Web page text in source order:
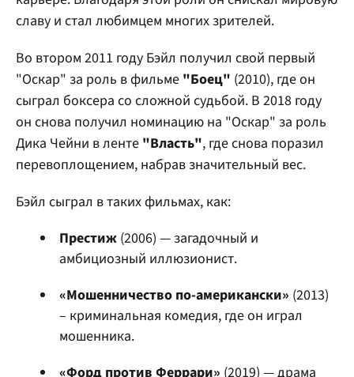
славу и стал любимцем многих зрителей.
Во втором 2011 году Бэйл получил свой первый
"Оскар" за роль в фильме "Боец" (2010), где он
сыграл боксера со сложной судьбой. В 2018 году
он снова получил номинацию на "Оскар" за роль
Дика Чейни в ленте "Власть", где снова поразил
перевоплощением, набрав значительный вес.
Бэйл сыграл в таких фильмах, как:
Престиж (2006) — загадочный и
амбициозный иллюзионист.
«Мошенничество по-американски» (2013)
– криминальная комедия, где он играл
мошенника.
«Форд против Феррари» (2019) — драма